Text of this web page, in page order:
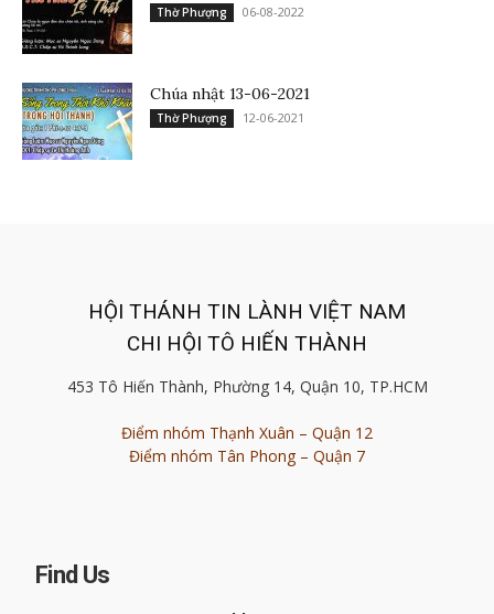
Thờ Phượng 06-08-2022
Chúa nhật 13-06-2021
Thờ Phượng 12-06-2021
HỘI THÁNH TIN LÀNH VIỆT NAM
CHI HỘI TÔ HIẾN THÀNH
453 Tô Hiến Thành, Phường 14, Quận 10, TP.HCM
Điểm nhóm Thạnh Xuân – Quận 12
Điểm nhóm Tân Phong – Quận 7
Find Us